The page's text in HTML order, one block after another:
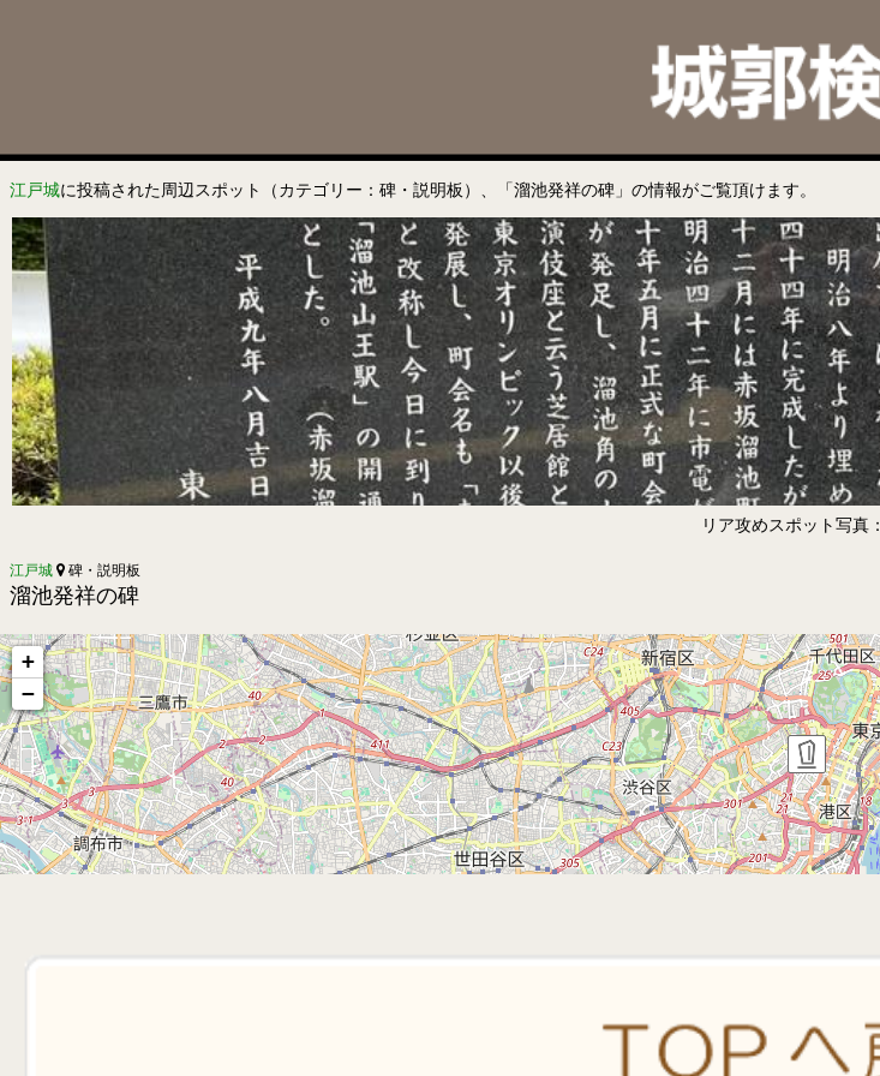
江戸城に投稿された周辺スポット（カテゴリー：碑・説明板）、「溜池発祥の碑」の情報がご覧頂けます。
リア攻めスポット写真：
江戸城 碑・説明板
溜池発祥の碑
+
−